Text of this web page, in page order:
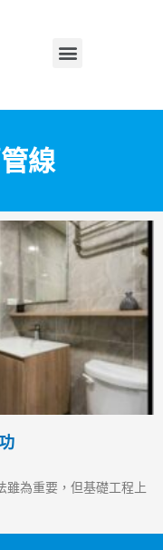
線
雖為重要，但基礎工程上